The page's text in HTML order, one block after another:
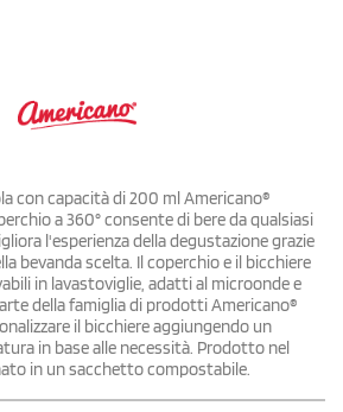
con capacità di 200 ml Americano®
a 360° consente di bere da qualsiasi
l'esperienza della degustazione grazie
bevanda scelta. Il coperchio e il bicchiere
in lavastoviglie, adatti al microonde e
della famiglia di prodotti Americano®
il bicchiere aggiungendo un
in base alle necessità. Prodotto nel
in un sacchetto compostabile.